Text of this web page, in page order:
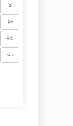
৯
১৬
২৩
৩০